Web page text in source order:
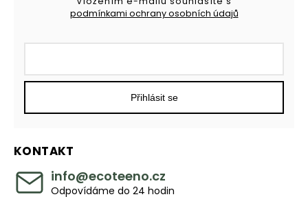
KONTAKT
info@ecoteeno.cz
Odpovídáme do 24 hodin
podmínkami ochrany osobních údajů
Přihlásit se